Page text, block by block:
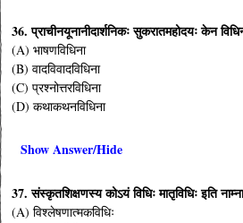
36. प्राचीनयूनानीदार्शनिकः सुकरातमहोदयः केन
(A) भाषणविधिना
(B) वादविवादविधिना
(C) प्रश्नोत्तरविधिना
(D) कथाकथनविधिना
Show Answer/Hide
37. संस्कृतशिक्षणस्य कोऽयं विधिः मातृविधिः इति
(A) विश्लेषणात्मकविधिः